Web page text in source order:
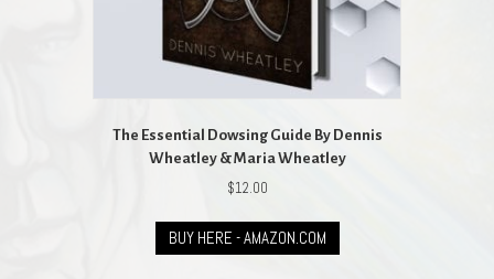
The Essential Dowsing Guide By Dennis
Wheatley & Maria Wheatley
$12.00
BUY HERE - AMAZON.COM